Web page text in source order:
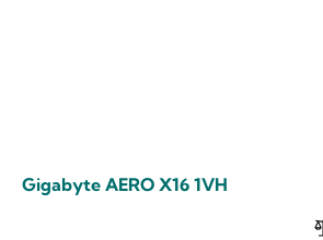
Gigabyte AERO X16 1VH